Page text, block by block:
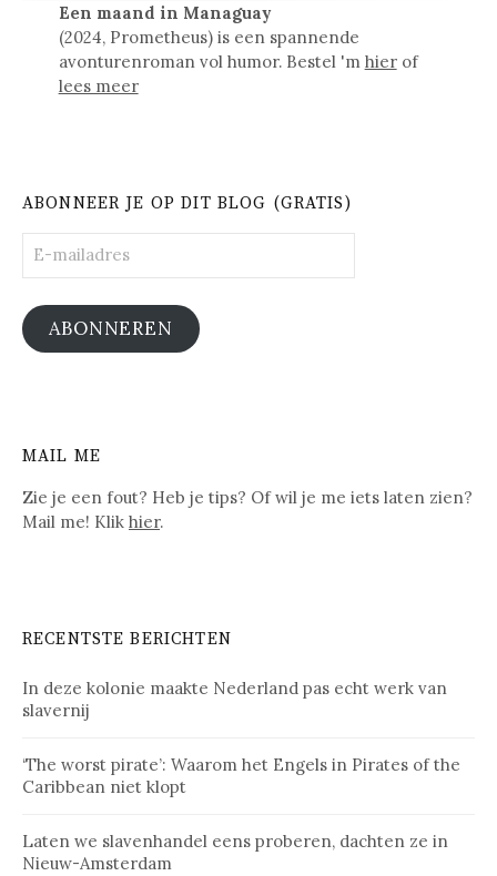
Een maand in Managuay
(2024, Prometheus) is een spannende
avonturenroman vol humor. Bestel 'm hierof
lees meer
ABONNEER JE OP DIT BLOG (GRATIS)
mailadres
ABONNEREN
MAIL ME
Zie je een fout? Heb je tips? Of wil je me iets laten zien?
Mail me! Klik hier.
RECENTSTE BERICHTEN
In deze kolonie maakte Nederland pas echt werk van
slavernij
‘The worst pirate’: Waarom het Engels in Pirates of the
Caribbean niet klopt
Laten we slavenhandel eens proberen, dachten ze in
Nieuw-Amsterdam